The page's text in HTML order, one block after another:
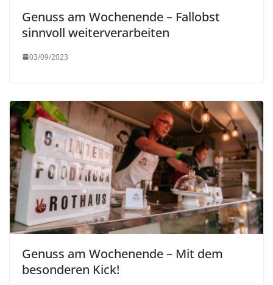
Genuss am Wochenende – Fallobst
sinnvoll weiterverarbeiten
03/09/2023
Genuss am Wochenende – Mit dem
besonderen Kick!